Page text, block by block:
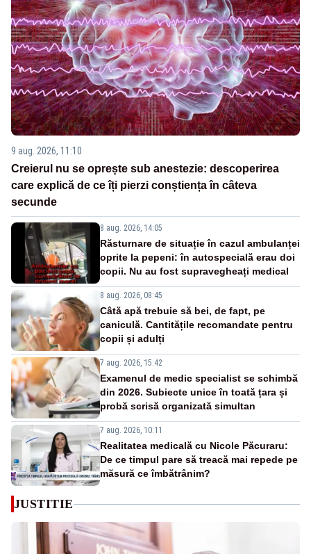
9 aug. 2026, 11:10
Creierul nu se oprește sub anestezie: descoperirea
care explică de ce îți pierzi conștiența în câteva
secunde
8 aug. 2026, 14:05
Răsturnare de situație în cazul ambulanței
oprite la pepeni: în autospecială erau doi
copii. Nu au fost supravegheați medical
8 aug. 2026, 08:45
Câtă apă trebuie să bei, de fapt, pe
caniculă. Cantitățile recomandate pentru
copii și adulți
7 aug. 2026, 15:42
Examenul de medic specialist se schimbă
din 2026. Subiecte unice în toată țara și
probă scrisă organizată simultan
7 aug. 2026, 10:11
Realitatea medicală cu Nicole Păcuraru:
De ce timpul pare să treacă mai repede pe
măsură ce îmbătrânim?
JUSTITIE